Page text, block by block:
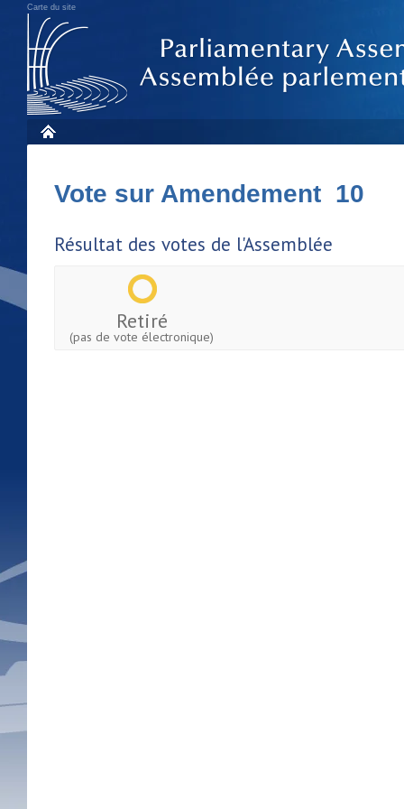
Carte du site
Vote sur Amendement 10
Résultat des votes de l'Assemblée
Retiré
(pas de vote électronique)